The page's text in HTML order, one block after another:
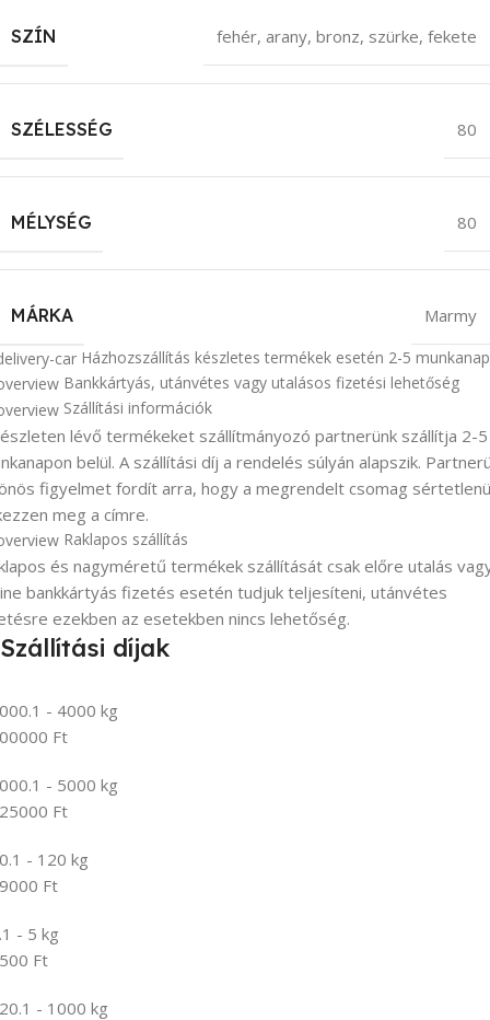
SZÍN fehér, arany, bronz, szürke, fekete
SZÉLESSÉG 80
MÉLYSÉG 80
MÁRKA Marmy
Házhozszállítás készletes termékek esetén 2-5 munkanap
Bankkártyás, utánvétes vagy utalásos fizetési lehetőség
Szállítási információk
lévő termékeket szállítmányozó partnerünk szállítja 2-5
belül. A szállítási díj a rendelés súlyán alapszik.
figyelmet fordít arra, hogy a megrendelt csomag
meg a címre.
Raklapos szállítás
és nagyméretű termékek szállítását csak előre utalás
bankkártyás fizetés esetén tudjuk teljesíteni, utánvétes
ezekben az esetekben nincs lehetőség.
Szállítási díjak
- 4000 kg
Ft
- 5000 kg
Ft
- 120 kg
Ft
- 5 kg
Ft
- 1000 kg